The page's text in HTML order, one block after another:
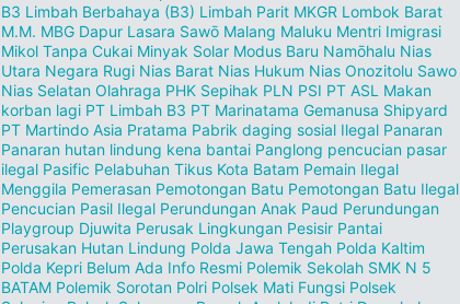
B3 Limbah Berbahaya (B3) Limbah Parit MKGR Lombok Barat
M.M. MBG Dapur Lasara Sawō Malang Maluku Mentri Imigrasi
Mikol Tanpa Cukai Minyak Solar Modus Baru Namōhalu Nias
Utara Negara Rugi Nias Barat Nias Hukum Nias Onozitolu Sawo
Nias Selatan Olahraga PHK Sepihak PLN PSI PT ASL Makan
korban lagi PT Limbah B3 PT Marinatama Gemanusa Shipyard
PT Martindo Asia Pratama Pabrik daging sosial Ilegal Panaran
Panaran hutan lindung kena bantai Panglong pencucian pasar
ilegal Pasific Pelabuhan Tikus Kota Batam Pemain Ilegal
Menggila Pemerasan Pemotongan Batu Pemotongan Batu Ilegal
Pencucian Pasil Ilegal Perundungan Anak Paud Perundungan
Playgroup Djuwita Perusak Lingkungan Pesisir Pantai
Perusakan Hutan Lindung Polda Jawa Tengah Polda Kaltim
Polda Kepri Belum Ada Info Resmi Polemik Sekolah SMK N 5
BATAM Polemik Sorotan Polri Polsek Mati Fungsi Polsek